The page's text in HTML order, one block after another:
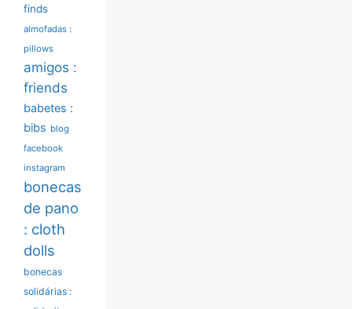
finds
almofadas :
pillows
amigos :
friends
babetes :
bibs blog
facebook
instagram
bonecas
de pano
: cloth
dolls
bonecas
solidárias :